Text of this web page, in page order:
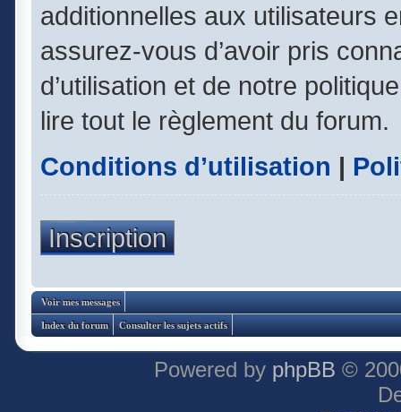
additionnelles aux utilisateurs
assurez-vous d’avoir pris
d’utilisation et de notre
lire tout le règlement du forum.
Conditions d’utilisation |
Inscription
Voir mes messages
Index du forum Consulter les sujets actifs
Powered by phpBB ©